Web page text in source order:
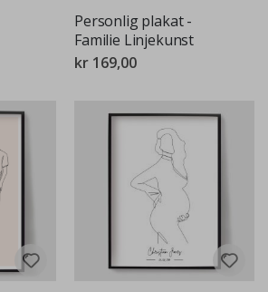
Personlig plakat -
Familie Linjekunst
kr 169,00